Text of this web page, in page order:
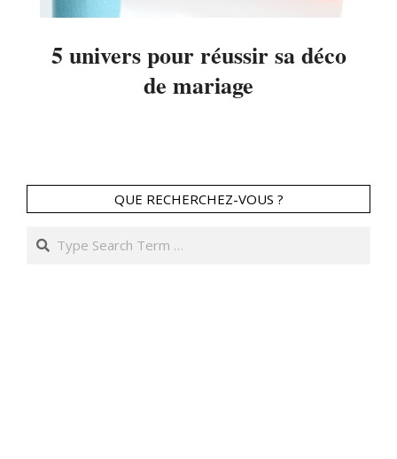
5 univers pour réussir sa déco
de mariage
QUE RECHERCHEZ-VOUS ?
Search